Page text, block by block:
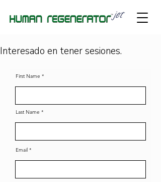
Interesado en tener sesiones.
First Name
Last Name
Email